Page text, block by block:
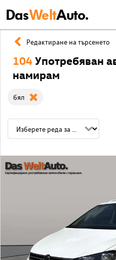
DasWeltAuto.
Редактиране на търсенето
104Употребяван
намирам
бял